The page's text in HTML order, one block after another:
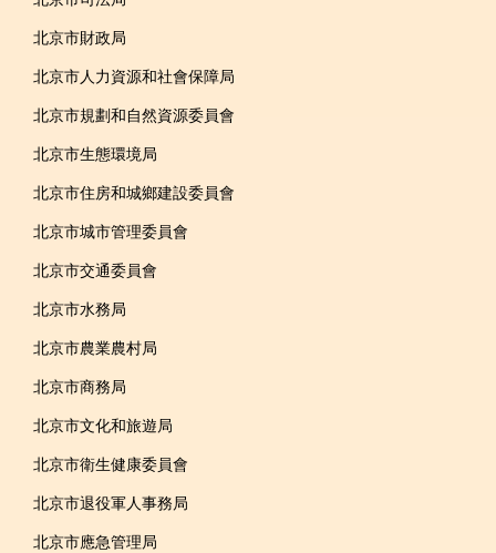
北京市財政局
北京市人力資源和社會保障局
北京市規劃和自然資源委員會
北京市生態環境局
北京市住房和城鄉建設委員會
北京市城市管理委員會
北京市交通委員會
北京市水務局
北京市農業農村局
北京市商務局
北京市文化和旅遊局
北京市衛生健康委員會
北京市退役軍人事務局
北京市應急管理局